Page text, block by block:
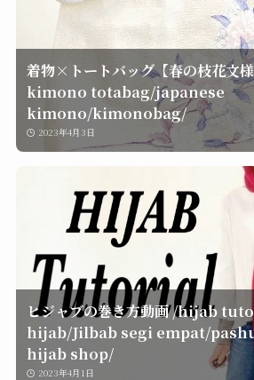
着物×トートバッグ【春の枝花文
kimono totabag/japanese
kimono/kimonobag/
2023年4月3日
ヒジャブの巻き方動画 /hijab
hijab/Jilbab segi empat/
hijab shop/
2023年4月1日